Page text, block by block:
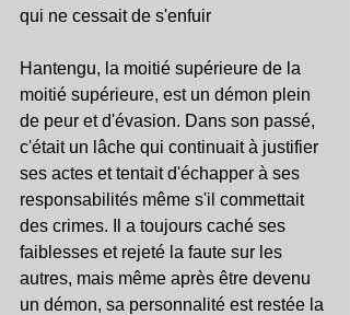
qui ne cessait de s'enfuir
Hantengu, la moitié supérieure de la
moitié supérieure, est un démon plein
de peur et d'évasion. Dans son passé,
c'était un lâche qui continuait à justifier
ses actes et tentait d'échapper à ses
responsabilités même s'il commettait
des crimes. Il a toujours caché ses
faiblesses et rejeté la faute sur les
autres, mais même après être devenu
un démon, sa personnalité est restée la